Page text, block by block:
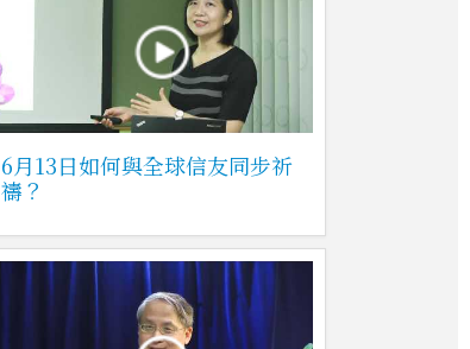
6月13日如何與全球信友同步祈
禱？